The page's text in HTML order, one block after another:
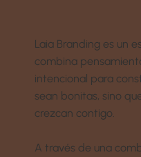
Laia Branding es un
combina
intencional para
sean bonitas, sino
crezcan contigo.
A través de una